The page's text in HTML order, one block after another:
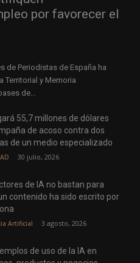
por favorecer el
de Periodistas de España ha
Territorial y Memoria
de...
55,7 millones de dólares
de acoso contra dos
de un medio especializado
30 julio, 2026
de IA no bastan para
contenido ha sido escrito por
Artificial 3 agosto, 2026
de uso de la IA en